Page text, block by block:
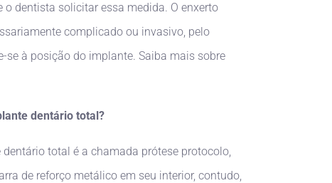
dentista solicitar essa medida. O enxerto
complicado ou invasivo, pelo
se à posição do implante. Saiba mais sobre
dentário total?
total é a chamada prótese protocolo,
de reforço metálico em seu interior, contudo,